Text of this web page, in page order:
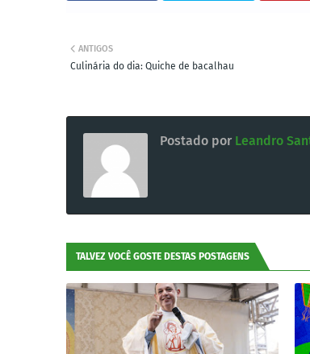
ANTIGOS
Culinária do dia: Quiche de bacalhau
Postado por Leandro
TALVEZ VOCÊ GOSTE DESTAS POSTAGENS